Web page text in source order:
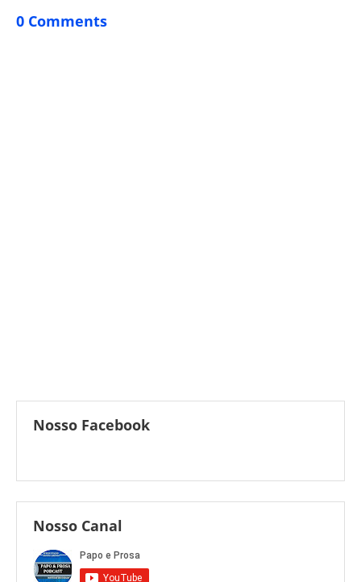
0 Comments
Nosso Facebook
Nosso Canal